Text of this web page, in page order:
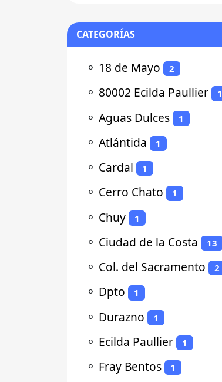
CATEGORÍAS
⚬ 18 de Mayo 2
⚬ 80002 Ecilda Paullier 1
⚬ Aguas Dulces 1
⚬ Atlántida 1
⚬ Cardal 1
⚬ Cerro Chato 1
⚬ Chuy 1
⚬ Ciudad de la Costa 13
⚬ Col. del Sacramento 2
⚬ Dpto 1
⚬ Durazno 1
⚬ Ecilda Paullier 1
⚬ Fray Bentos 1